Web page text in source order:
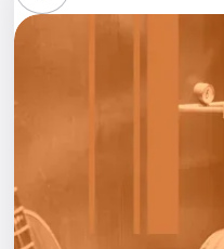
Стендап
Спорт